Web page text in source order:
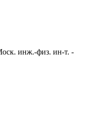
инж.-физ. ин-т. -